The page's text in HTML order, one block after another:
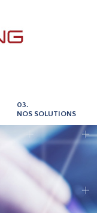
03.
NOS SOLUTIONS